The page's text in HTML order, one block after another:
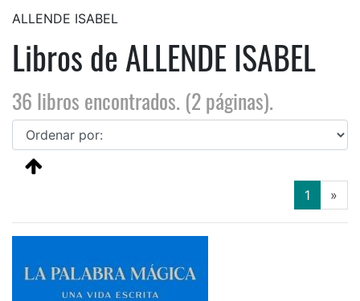
ALLENDE ISABEL
Libros de ALLENDE ISABEL
36 libros encontrados. (2 páginas).
1 »